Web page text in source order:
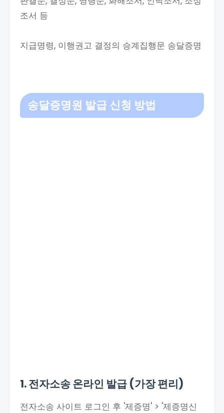
조서 등
지급명령, 이행권고 결정의 승계집행문 송달증명
송달증명원 발급 신청 방법
1. 전자소송 온라인 발급 (가장 편리)
전자소송 사이트 로그인 후 '제증명' > '제증명신